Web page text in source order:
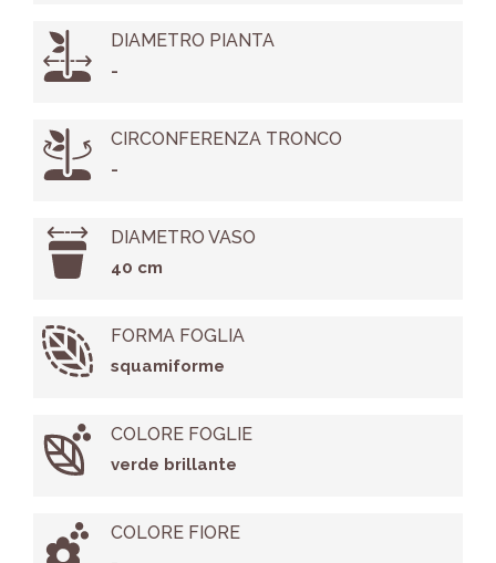
DIAMETRO PIANTA
-
CIRCONFERENZA TRONCO
-
DIAMETRO VASO
40 cm
FORMA FOGLIA
squamiforme
COLORE FOGLIE
verde brillante
COLORE FIORE